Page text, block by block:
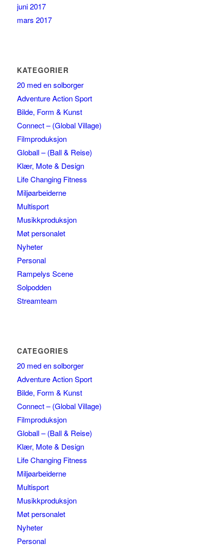
juni 2017
mars 2017
KATEGORIER
20 med en solborger
Adventure Action Sport
Bilde, Form & Kunst
Connect – (Global Village)
Filmproduksjon
Globall – (Ball & Reise)
Klær, Mote & Design
Life Changing Fitness
Miljøarbeiderne
Multisport
Musikkproduksjon
Møt personalet
Nyheter
Personal
Rampelys Scene
Solpodden
Streamteam
CATEGORIES
20 med en solborger
Adventure Action Sport
Bilde, Form & Kunst
Connect – (Global Village)
Filmproduksjon
Globall – (Ball & Reise)
Klær, Mote & Design
Life Changing Fitness
Miljøarbeiderne
Multisport
Musikkproduksjon
Møt personalet
Nyheter
Personal